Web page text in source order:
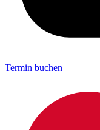
Termin buchen